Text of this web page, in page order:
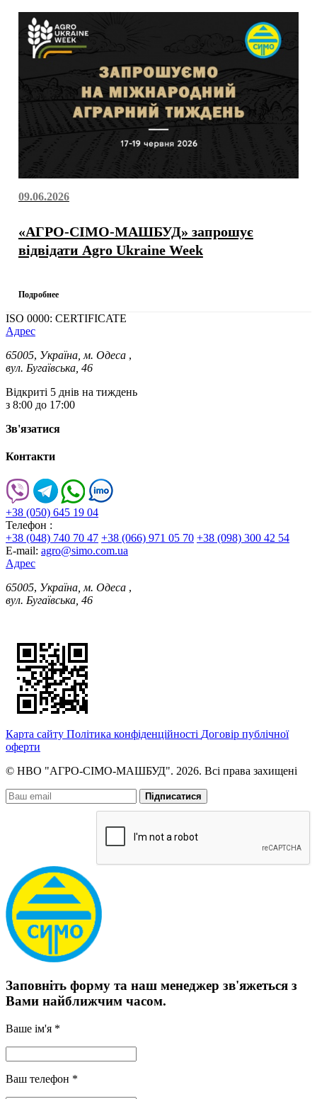
09.06.2026
«АГРО-СІМО-МАШБУД» запрошує
відвідати Agro Ukraine Week
Подробнее
ISO 0000: CERTIFICATE
Адрес
65005, Україна, м. Одеса ,
вул. Бугаївська, 46
Відкриті 5 днів на тиждень
з 8:00 до 17:00
Зв'язатися
Контакти
+38 (050) 645 19 04
Телефон :
+38 (048) 740 70 47 +38 (066) 971 05 70 +38 (098) 300 42 54
E-mail: agro@simo.com.ua
Адрес
65005, Україна, м. Одеса ,
вул. Бугаївська, 46
Карта сайту Політика конфіденційності Договір публічної
оферти
© НВО "АГРО-СІМО-МАШБУД". 2026. Всі права захищені
Підписатися
Заповніть форму та наш менеджер зв'яжеться з
Вами найближчим часом.
Ваше ім'я *
Ваш телефон *